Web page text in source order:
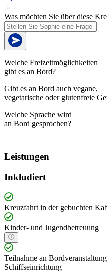
Was möchten Sie über diese
Welche Freizeitmöglichkeiten
gibt es an Bord?
Gibt es an Bord auch vegane,
vegetarische oder glutenfreie
Welche Sprache wird
an Bord gesprochen?
Leistungen
Inkludiert
Kreuzfahrt in der gebuchten
Kinder- und Jugendbetreuung
Teilnahme an
Schiffseinrichtung